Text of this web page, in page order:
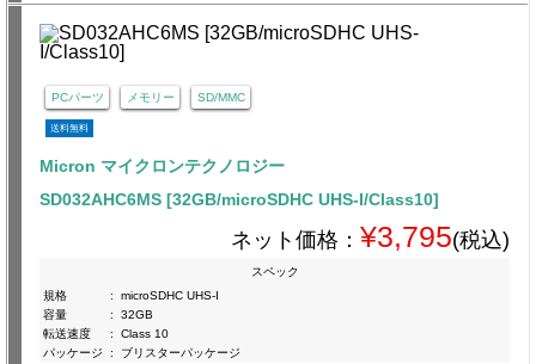
PCパーツ メモリー SD/MMC
送料無料
Micron マイクロンテクノロジー
SD032AHC6MS [32GB/microSDHC UHS-I/Class10]
ネット価格： ¥3,795(税込)
スペック
規格
:
microSDHC UHS-I
容量
:
32GB
転送速度
:
Class 10
パッケージ
: ブリスターパッケージ